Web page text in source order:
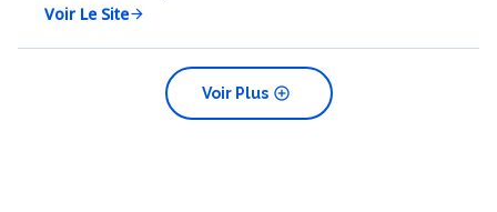
Voir Le Sitearrow_forward
add_circle
Voir Plus